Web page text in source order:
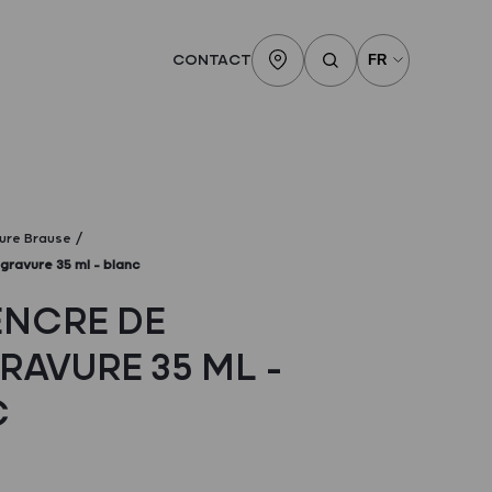
CONTACT
Brause
35 ml – blanc
DE
35 ML –